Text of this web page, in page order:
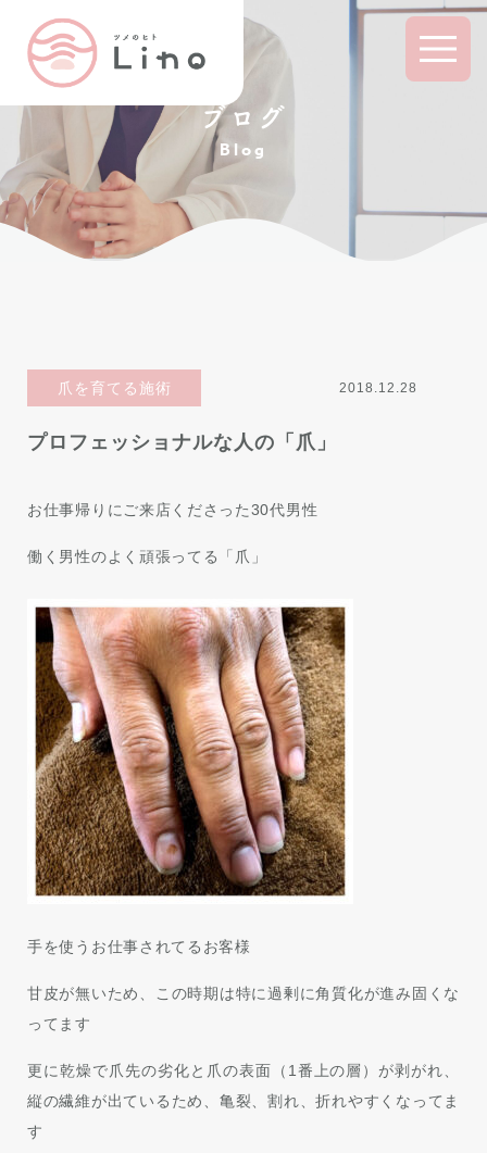
ブログ
Blog
爪を育てる施術 2018.12.28
プロフェッショナルな人の「爪」
お仕事帰りにご来店くださった30代男性
働く男性のよく頑張ってる「爪」
手を使うお仕事されてるお客様
甘皮が無いため、この時期は特に過剰に角質化が進み固くな
ってます
更に乾燥で爪先の劣化と爪の表面（1番上の層）が剥がれ、
縦の繊維が出ているため、亀裂、割れ、折れやすくなってま
す